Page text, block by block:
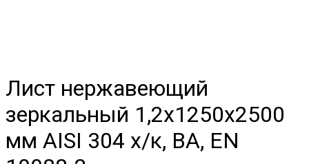
Лист нержавеющий
зеркальный 1,2х1250х2500
мм AISI 304 х/к, BA, EN